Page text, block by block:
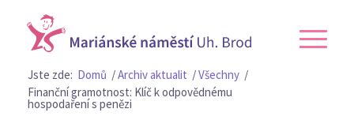
Jste zde: Domů /Archiv aktualit /Všechny /
Finanční gramotnost: Klíč k odpovědnému
hospodaření s penězi